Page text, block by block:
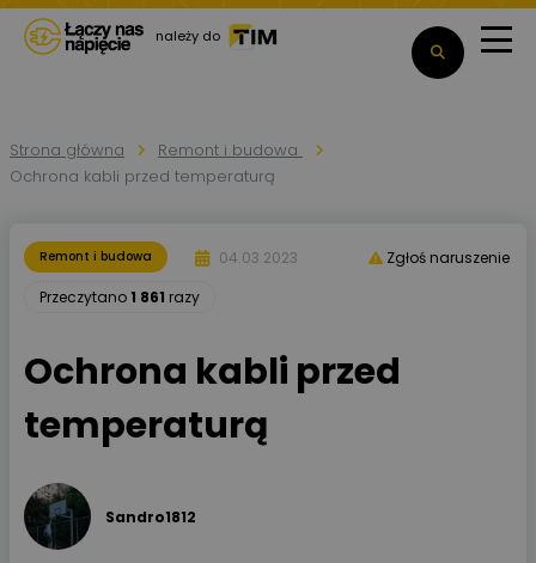
należy do
Strona główna
Remont i budowa
Ochrona kabli przed temperaturą
Remont i budowa
04.03.2023
Przeczytano1 861 razy
Zgłoś naruszenie
Ochrona kabli przed
temperaturą
Sandro1812